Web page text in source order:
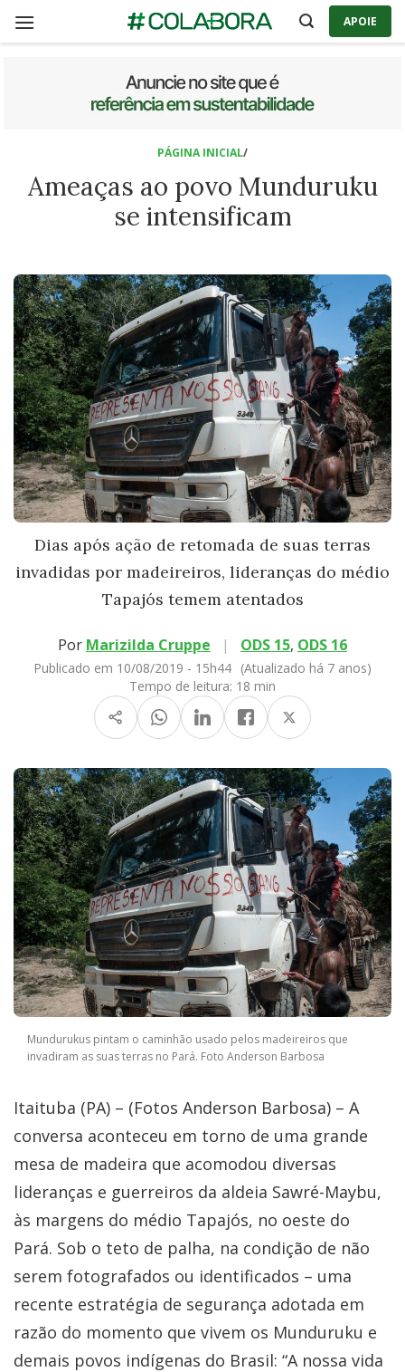
APOIE
PÁGINA INICIAL/
Ameaças ao povo Munduruku
se intensificam
Dias após ação de retomada de suas terras
invadidas por madeireiros, lideranças do médio
Tapajós temem atentados
Por Marizilda Cruppe | ODS 15, ODS 16
Publicado em 10/08/2019 - 15h44 (Atualizado há 7 anos)
Tempo de leitura: 18 min
Mundurukus pintam o caminhão usado pelos madeireiros que
invadiram as suas terras no Pará. Foto Anderson Barbosa
Itaituba (PA) – (Fotos Anderson Barbosa) – A
conversa aconteceu em torno de uma grande
mesa de madeira que acomodou diversas
lideranças e guerreiros da aldeia Sawré-Maybu,
às margens do médio Tapajós, no oeste do
Pará. Sob o teto de palha, na condição de não
serem fotografados ou identificados – uma
recente estratégia de segurança adotada em
razão do momento que vivem os Munduruku e
demais povos indígenas do Brasil: “A nossa vida